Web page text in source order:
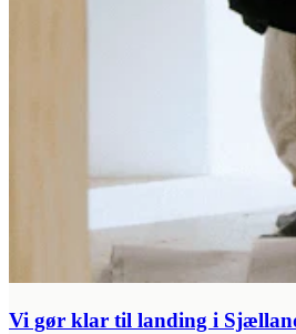
Vi gør klar til landing i